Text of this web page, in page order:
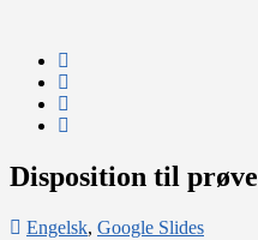
Disposition til
Engelsk, Google Slides